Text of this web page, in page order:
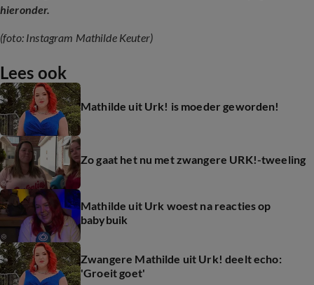
hieronder.
(foto: Instagram Mathilde Keuter)
Lees ook
Mathilde uit Urk! is moeder geworden!
Zo gaat het nu met zwangere URK!-tweeling
Mathilde uit Urk woest na reacties op
babybuik
Zwangere Mathilde uit Urk! deelt echo:
'Groeit goet'